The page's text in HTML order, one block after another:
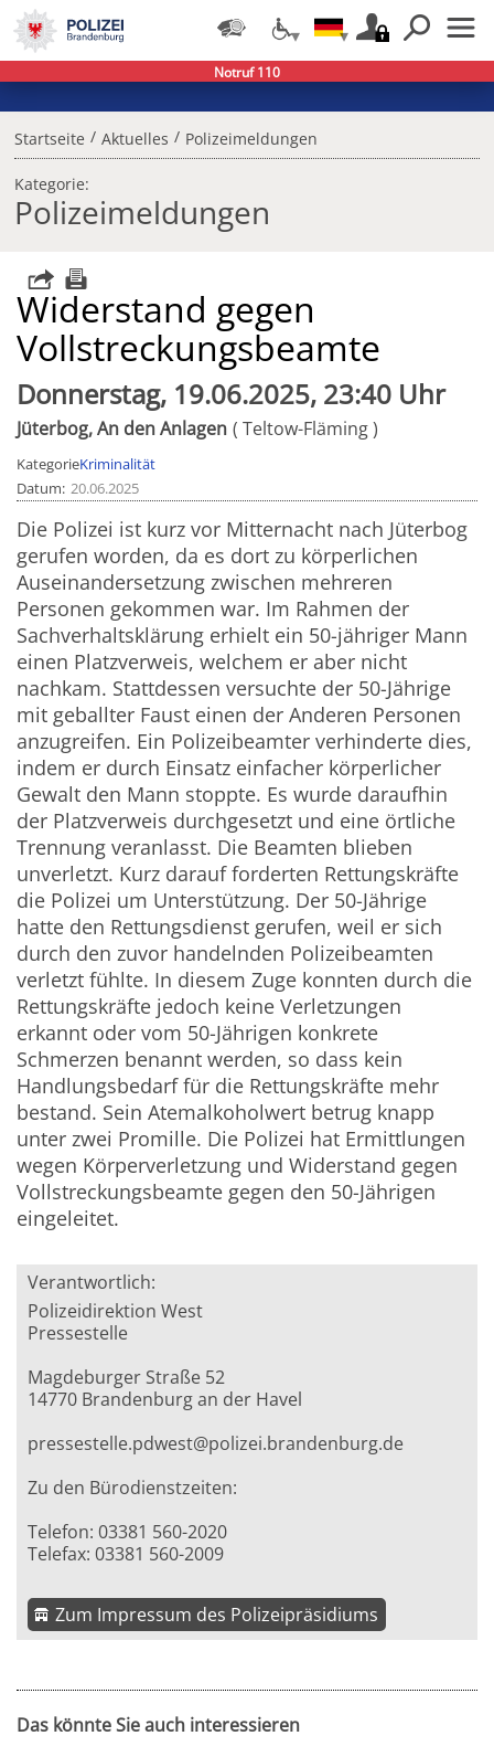
Startseite / Aktuelles / Polizeimeldungen
Kategorie:
Polizeimeldungen
Widerstand gegen
Vollstreckungsbeamte
Donnerstag, 19.06.2025, 23:40 Uhr
Jüterbog, An den Anlagen Teltow-Fläming
KategorieKriminalität
Datum 20.06.2025
Die Polizei ist kurz vor Mitternacht nach Jüterbog
gerufen worden, da es dort zu körperlichen
Auseinandersetzung zwischen mehreren
Personen gekommen war. Im Rahmen der
Sachverhaltsklärung erhielt ein 50-jähriger Mann
einen Platzverweis, welchem er aber nicht
nachkam. Stattdessen versuchte der 50-Jährige
mit geballter Faust einen der Anderen Personen
anzugreifen. Ein Polizeibeamter verhinderte dies,
indem er durch Einsatz einfacher körperlicher
Gewalt den Mann stoppte. Es wurde daraufhin
der Platzverweis durchgesetzt und eine örtliche
Trennung veranlasst. Die Beamten blieben
unverletzt. Kurz darauf forderten Rettungskräfte
die Polizei um Unterstützung. Der 50-Jährige
hatte den Rettungsdienst gerufen, weil er sich
durch den zuvor handelnden Polizeibeamten
verletzt fühlte. In diesem Zuge konnten durch die
Rettungskräfte jedoch keine Verletzungen
erkannt oder vom 50-Jährigen konkrete
Schmerzen benannt werden, so dass kein
Handlungsbedarf für die Rettungskräfte mehr
bestand. Sein Atemalkoholwert betrug knapp
unter zwei Promille. Die Polizei hat Ermittlungen
wegen Körperverletzung und Widerstand gegen
Vollstreckungsbeamte gegen den 50-Jährigen
eingeleitet.
Verantwortlich:
Polizeidirektion West
Pressestelle
Magdeburger Straße 52
14770 Brandenburg an der Havel
pressestelle.pdwest@polizei.brandenburg.de
Zu den Bürodienstzeiten:
Telefon: 03381 560-2020
Telefax: 03381 560-2009
Zum Impressum des Polizeipräsidiums
Das könnte Sie auch interessieren
Notruf 110